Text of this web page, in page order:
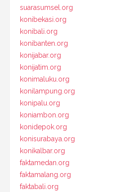
suarasumsel.org
konibekasi.org
konibali.org
konibanten.org
konijabar.org
konijatim.org
konimaluku.org
konilampung.org
konipalu.org
koniambon.org
konidepok.org
konisurabaya.org
konikalbar.org
faktamedan.org
faktamalang.org
faktabali.org